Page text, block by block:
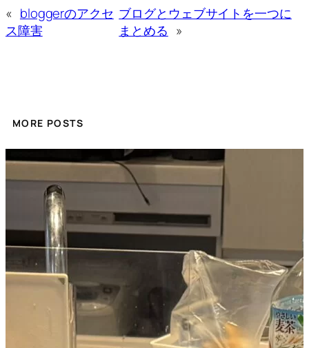
« bloggerのアクセ
ス障害
ブログとウェブサイトを一つに
まとめる »
MORE POSTS